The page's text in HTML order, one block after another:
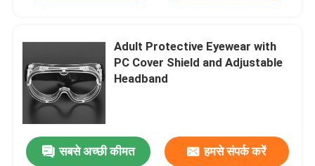
Adult Protective Eyewear with
PC Cover Shield and Adjustable
Headband
सबसे अच्छी कीमत हमसे संपर्क करें